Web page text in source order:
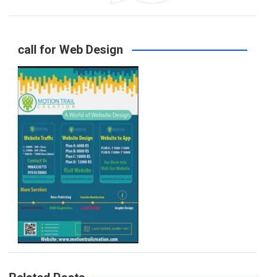
o
k
r
a
m
call for Web Design